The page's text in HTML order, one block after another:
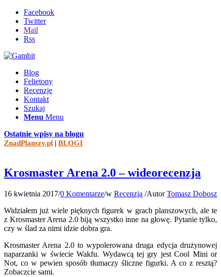
Facebook
Twitter
Mail
Rss
Blog
Felietony
Recenzje
Kontakt
Szukaj
Menu Menu
Ostatnie wpisy na blogu
ZnadPlanszy.pl | BLOGI
Krosmaster Arena 2.0 – wideorecenzja
16 kwietnia 2017/0 Komentarze/w Recenzja /AutorTomasz Dobosz
Widziałem już wiele pięknych figurek w grach planszowych, ale te
z Krosmaster Arena 2.0 biją wszystko inne na głowę. Pytanie tylko,
czy w ślad za nimi idzie dobra gra.
Krosmaster Arena 2.0 to wypolerowana druga edycja drużynowej
naparzanki w świecie Wakfu. Wydawcą tej gry jest Cool Mini or
Not, co w pewien sposób tłumaczy śliczne figurki. A co z resztą?
Zobaczcie sami.